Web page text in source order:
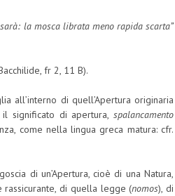
la mosca librata meno rapida scarta”
fr 2, 11 B).
all’interno di quell’Apertura originaria
significato di apertura, spalancamento
come nella lingua greca matura: cfr.
di un’Apertura, cioè di una Natura,
rassicurante, di quella legge (nomos), di